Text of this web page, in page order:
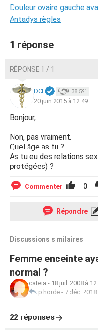
Douleur ovaire gauche
Antadys règles
1 réponse
RÉPONSE 1 / 1
DCI 38 591
20 juin 2015 à 12:49
Bonjour,
Non, pas vraiment.
Quel âge as tu ?
As tu eu des relations
protégées) ?
Commenter 0
Répondre
Discussions similaires
Femme enceinte
normal ?
catera - 18 juil. 2008 à
p.horde - 7 déc. 2018
22 réponses